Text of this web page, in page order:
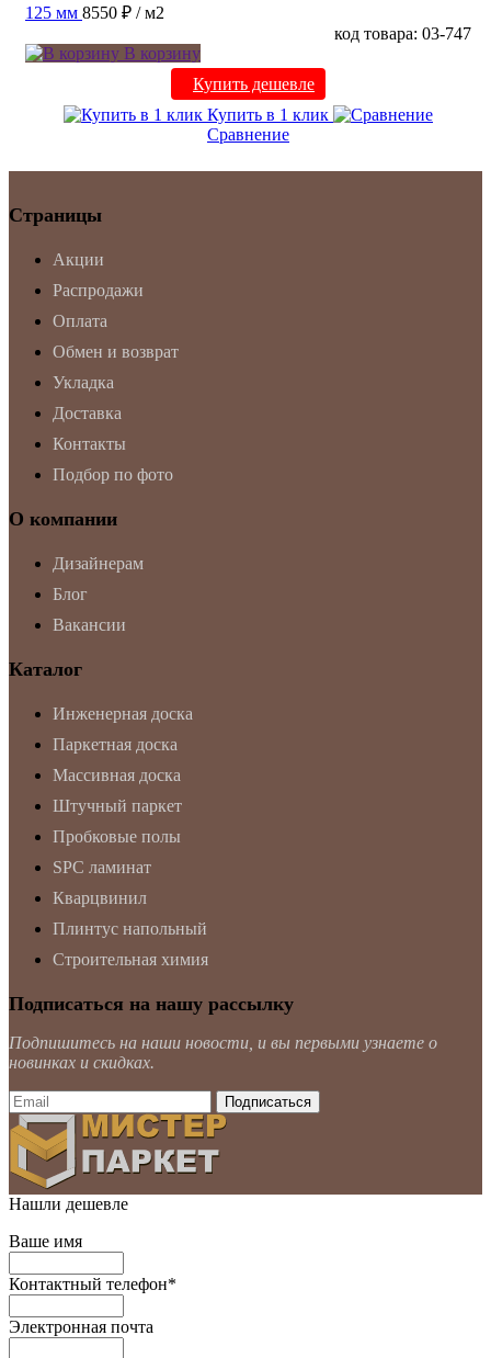
125 мм 8550 ₽ / м2
код товара: 03-747
В корзину
Купить дешевле
Купить в 1 клик
Сравнение
Страницы
Акции
Распродажи
Оплата
Обмен и возврат
Укладка
Доставка
Контакты
Подбор по фото
О компании
Дизайнерам
Блог
Вакансии
Каталог
Инженерная доска
Паркетная доска
Массивная доска
Штучный паркет
Пробковые полы
SPC ламинат
Кварцвинил
Плинтус напольный
Строительная химия
Подписаться на нашу рассылку
Подпишитесь на наши новости, и вы первыми узнаете о
новинках и скидках.
Нашли дешевле
Ваше имя
Контактный телефон*
Электронная почта